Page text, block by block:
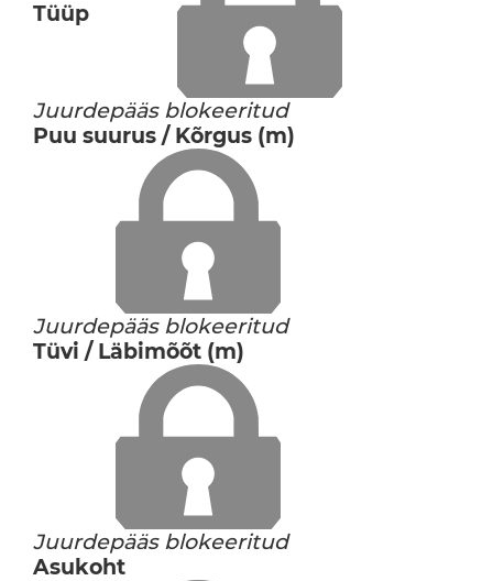
Tüüp
Juurdepääs blokeeritud
Puu suurus / Kõrgus (m)
Juurdepääs blokeeritud
Tüvi / Läbimõõt (m)
Juurdepääs blokeeritud
Asukoht